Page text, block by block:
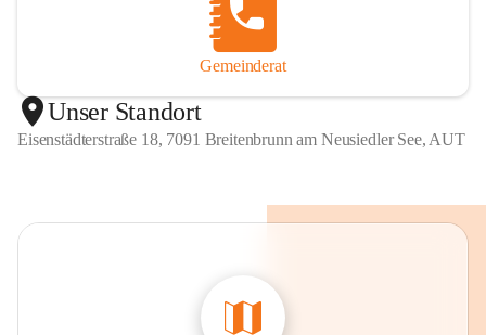
Gemeinderat
Unser Standort
Eisenstädterstraße 18, 7091 Breitenbrunn am Neusiedler See, AUT